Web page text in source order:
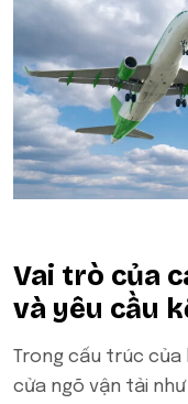
Vai trò của
và yêu cầu
Trong cấu trúc của
cửa ngõ vận tải